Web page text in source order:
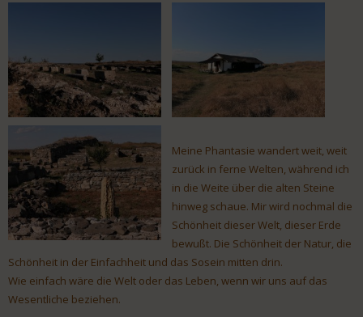
Meine Phantasie wandert weit, weit
zurück in ferne Welten, während ich
in die Weite über die alten Steine
hinweg schaue. Mir wird nochmal die
Schönheit dieser Welt, dieser Erde
bewußt. Die Schönheit der Natur, die
Schönheit in der Einfachheit und das Sosein mitten drin.
Wie einfach wäre die Welt oder das Leben, wenn wir uns auf das
Wesentliche beziehen.